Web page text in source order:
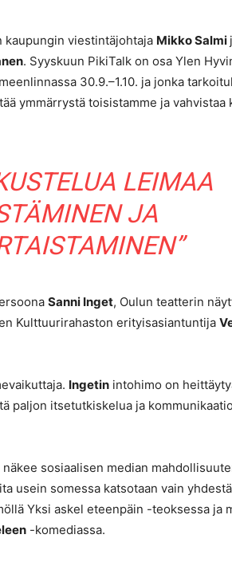
kaupungin viestintäjohtaja Mikko Salmi
. Syyskuun PikiTalk on osa Ylen
30.9.–1.10. ja jonka
ymmärrystä toisistamme ja vahvistaa
LEIMAA
JA
Sanni Inget, Oulun teatterin
Kulttuurirahaston erityisasiantuntija
Ingetin intohimo on
paljon itsetutkiskelua ja
näkee sosiaalisen median
usein somessa katsotaan vain
Yksi askel eteenpäin -teoksessa ja
-komediassa.